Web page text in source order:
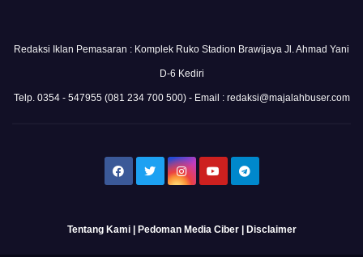
Redaksi Iklan Pemasaran : Komplek Ruko Stadion Brawijaya Jl. Ahmad Yani
D-6 Kediri
Telp. 0354 - 547955 (081 234 700 500) - Email : redaksi@majalahbuser.com
Tentang Kami| Pedoman Media Ciber| Disclaimer